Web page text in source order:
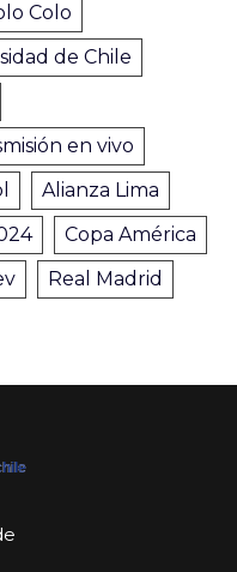
Colo
de Chile
en vivo
Alianza Lima
Copa América
Real Madrid